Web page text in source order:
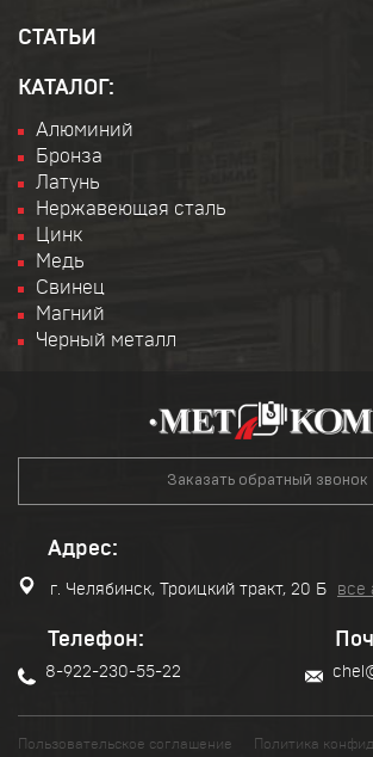
СТАТЬИ
КАТАЛОГ:
Алюминий
Бронза
Латунь
Нержавеющая сталь
Цинк
Медь
Свинец
Магний
Черный металл
Заказать обратный звонок
Адрес:
г. Челябинск, Троицкий тракт, 20 Б все
Телефон:
8-922-230-55-22
Пользовательское соглашение Политика